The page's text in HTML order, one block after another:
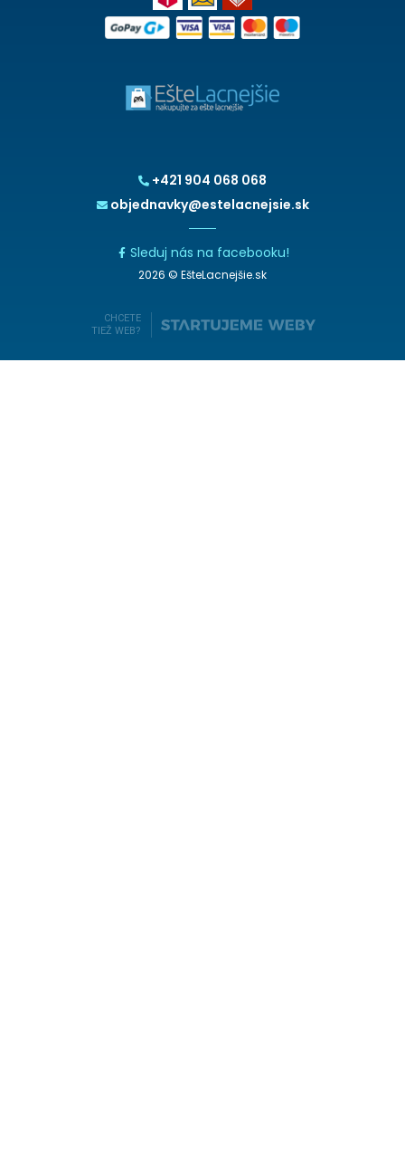
+421 904 068 068
objednavky@estelacnejsie.sk
Sleduj nás na facebooku!
2026 © EšteLacnejšie.sk
CHCETE
TIEŽ WEB?